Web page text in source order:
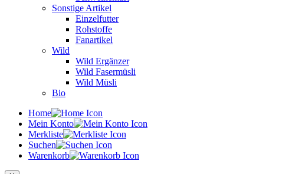
Sonstige Artikel
Einzelfutter
Rohstoffe
Fanartikel
Wild
Wild Ergänzer
Wild Fasermüsli
Wild Müsli
Bio
Home
Mein Konto
Merkliste
Suchen
Warenkorb